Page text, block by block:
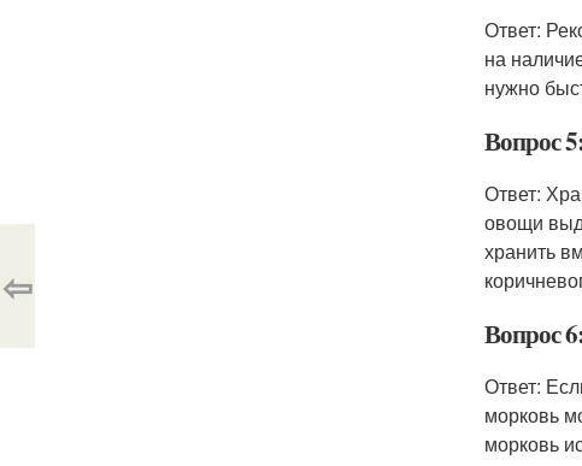
Ответ:
на
нужно
Вопрос
Ответ:
овощи
хранить
Вопрос
Ответ:
морковь
морковь
⇦